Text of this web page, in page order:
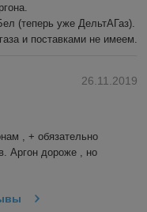
(теперь уже ДельтАГаз).
26.11.2019
, + обязательно
Аргон дороже , но